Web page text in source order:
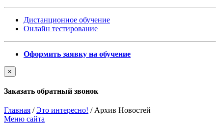
Дистанционное обучение
Онлайн тестирование
Оформить заявку на обучение
×
Заказать обратный звонок
Главная /Это интересно! / Архив Новостей
Меню сайта